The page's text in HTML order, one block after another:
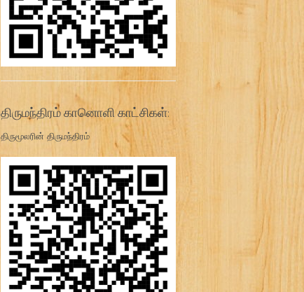
திருமந்திரம் கானொளி காட்சிகள்:
திருமூலரின் திருமந்திரம்